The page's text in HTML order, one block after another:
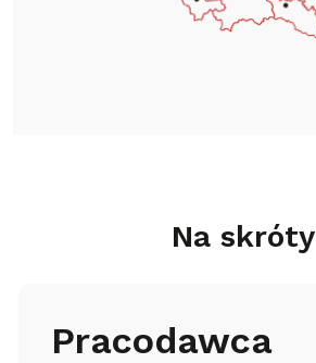
Na skróty
Pracodawca